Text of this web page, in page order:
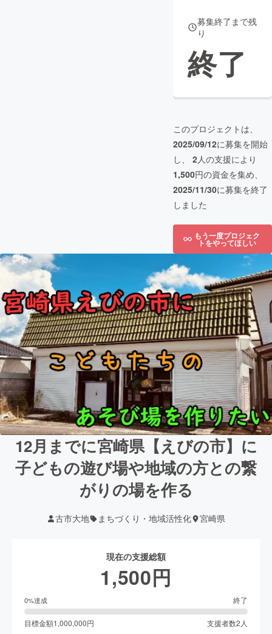
募集終了まで残
り
終了
このプロジェクトは、
2025/09/12に募集を開始
し、 2人の支援により
1,500円の資金を集め、
2025/11/30に募集を終了
しました
もう一度プロジェク
トをやってほしい
12月までに宮崎県【えびの市】に
子どもの遊び場や地域の方との繋
がりの場を作る
古市大地 まちづくり・地域活性化 宮崎県
現在の支援総額
1,500円
0%達成 終了
目標金額1,000,000円 支援者数2 人